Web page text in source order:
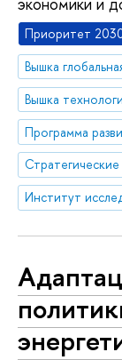
Приоритет
Вышка
Вышка
Программа
Институт